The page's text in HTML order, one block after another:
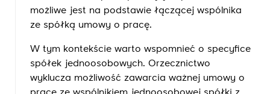
możliwe jest na podstawie łączącej wspólnika
ze spółką umowy o pracę.
W tym kontekście warto wspomnieć o specyfice
spółek jednoosobowych. Orzecznictwo
wyklucza możliwość zawarcia ważnej umowy o